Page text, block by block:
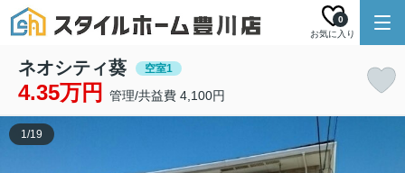
お気に入り
0
ネオシティ葵 空室1
4.35万円 管理/共益費 4,100円
1/19